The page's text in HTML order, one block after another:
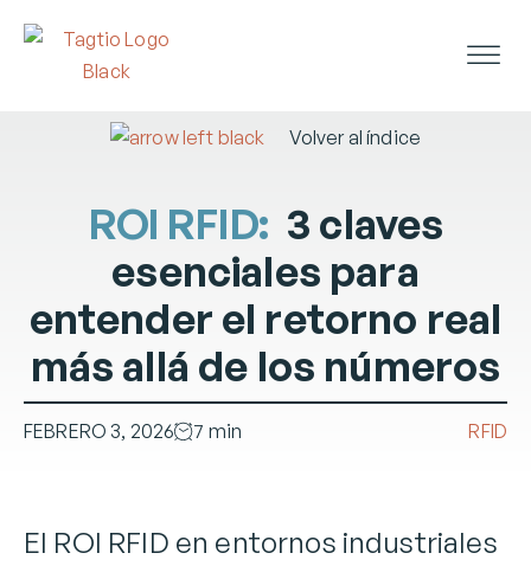
Volver al índice
ROI RFID: 3 claves
esenciales para
entender el retorno real
más allá de los números
FEBRERO 3, 2026 7 min RFID
El ROI RFID en entornos industriales